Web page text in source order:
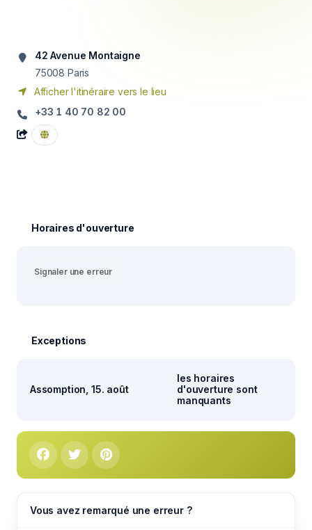
42 Avenue Montaigne
75008 Paris
Afficher l'itinéraire vers le lieu
+33 1 40 70 82 00
Horaires d'ouverture
Signaler une erreur
Exceptions
Assomption, 15. août
les horaires
d'ouverture sont
manquants
Vous avez remarqué une erreur ?